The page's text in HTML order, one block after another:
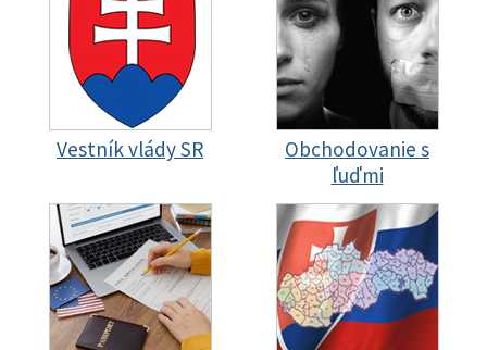
Vestník vlády SR
Obchodovanie s
ľuďmi